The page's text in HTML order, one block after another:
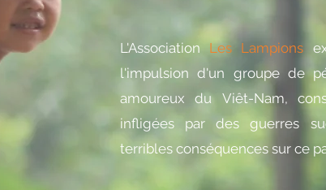
L'Association Les Lampions
l'impulsion d'un groupe de
amoureux du Viêt-Nam,
infligées par des guerres
terribles conséquences sur ce